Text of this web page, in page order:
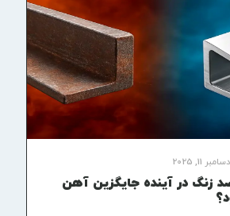
دسامبر 11, 2025
زنگ در آینده جایگزین آهن